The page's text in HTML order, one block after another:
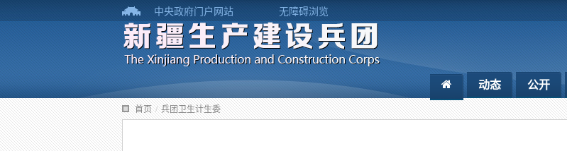
中央政府门户网站 无障碍浏览
动态 公开
首页 / 兵团卫生计生委